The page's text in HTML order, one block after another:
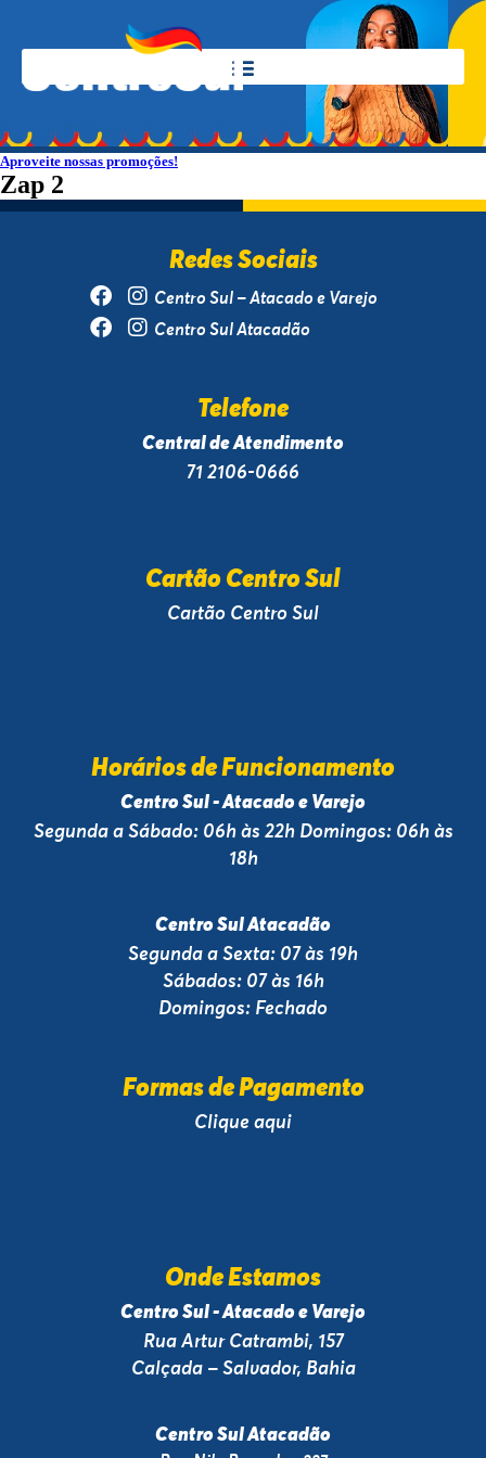
Aproveite nossas promoções!
Zap 2
Redes Sociais
Centro Sul – Atacado e Varejo
Centro Sul Atacadão
Telefone
Central de Atendimento
71 2106-0666
Cartão Centro Sul
Cartão Centro Sul
Horários de Funcionamento
Centro Sul - Atacado e Varejo
Segunda a Sábado: 06h às 22h Domingos: 06h às
18h
Centro Sul Atacadão
Segunda a Sexta: 07 às 19h
Sábados: 07 às 16h
Domingos: Fechado
Formas de Pagamento
Clique aqui
Onde Estamos
Centro Sul - Atacado e Varejo
Rua Artur Catrambi, 157
Calçada – Salvador, Bahia
Centro Sul Atacadão